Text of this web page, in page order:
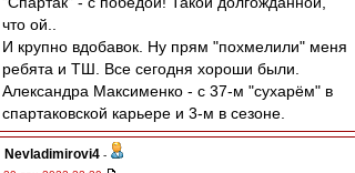
что ой..
И крупно вдобавок. Ну прям "похмелили" меня
ребята и ТШ. Все сегодня хороши были.
Александра Максименко - с 37-м "сухарём" в
спартаковской карьере и 3-м в сезоне.
Nevladimirovi4 -